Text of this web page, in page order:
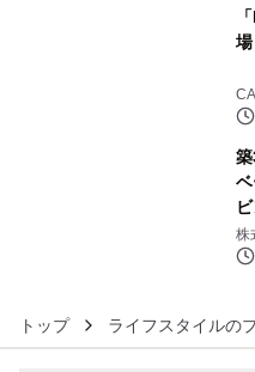
場
事
株
トップ ライフスタイルの